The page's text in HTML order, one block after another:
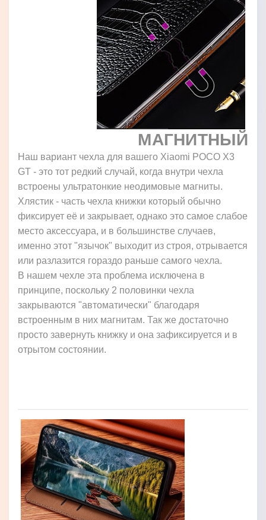
МАГНИТНЫЙ
Наш вариант чехла для вашего Xiaomi POCO X3
GT - это тот редкий случай, когда внутри чехла
встроены ультратонкие неодимовые магниты.
Хлястик - часть чехла книжки который обычно
фиксирует её и закрывает, однако это самое слабое
место аксессуара, и в большинстве случаев,
именно этот "язычок" выходит из строя, отрывается
или разлазится гораздо раньше самого чехла.
В нашем чехле эта проблема исключена в
принципе, поскольку 2 половинки чехла
закрываются "автоматически" благодаря
встроенным в них магнитам. Так же достаточно
просто завернуть книжку и она зафиксируется и в
отрытом состоянии.